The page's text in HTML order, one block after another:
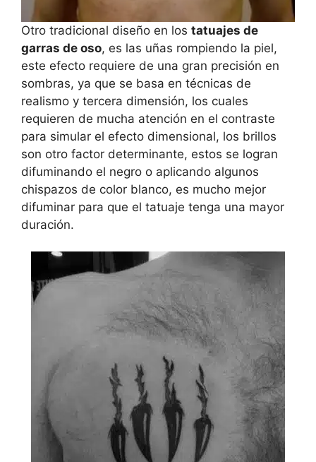
Otro tradicional diseño en los tatuajes de
garras de oso, es las uñas rompiendo la piel,
este efecto requiere de una gran precisión en
sombras, ya que se basa en técnicas de
realismo y tercera dimensión, los cuales
requieren de mucha atención en el contraste
para simular el efecto dimensional, los brillos
son otro factor determinante, estos se logran
difuminando el negro o aplicando algunos
chispazos de color blanco, es mucho mejor
difuminar para que el tatuaje tenga una mayor
duración.